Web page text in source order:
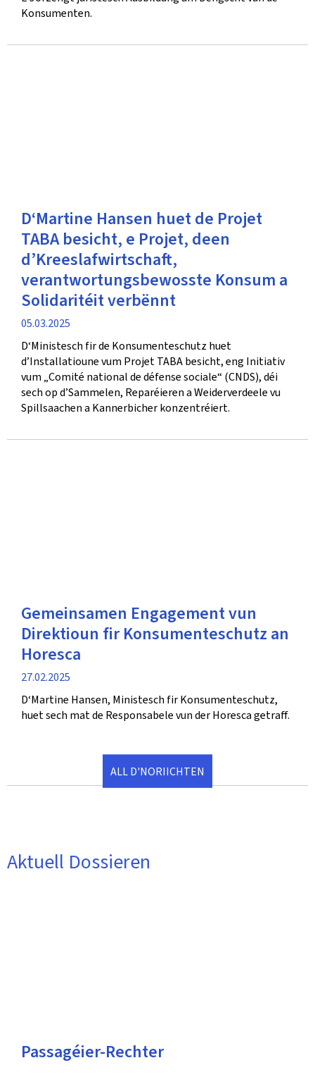
Konsumenten.
D‘Martine Hansen huet de Projet
TABA besicht, e Projet, deen
d’Kreeslafwirtschaft,
verantwortungsbewosste Konsum a
Solidaritéit verbënnt
Verëffentlechungsdatum
05.03.2025
D‘Ministesch fir de Konsumenteschutz huet
d’Installatioune vum Projet TABA besicht, eng Initiativ
vum „Comité national de défense sociale“ (CNDS), déi
sech op d’Sammelen, Reparéieren a Weiderverdeele vu
Spillsaachen a Kannerbicher konzentréiert.
Gemeinsamen Engagement vun
Direktioun fir Konsumenteschutz an
Horesca
Verëffentlechungsdatum
27.02.2025
D‘Martine Hansen, Ministesch fir Konsumenteschutz,
huet sech mat de Responsabele vun der Horesca getraff.
ALL D'NORIICHTEN
Aktuell Dossieren
Passagéier-Rechter